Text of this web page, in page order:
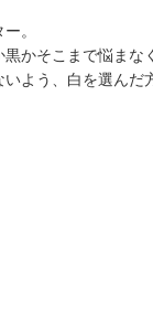
。
かそこまで悩まな
よう、白を選んだ